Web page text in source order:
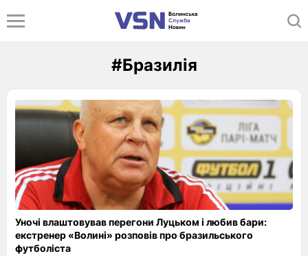
#Бразилія
Уночі влаштовував перегони Луцьком і любив бари:
екстренер «Волині» розповів про бразильського
футболіста